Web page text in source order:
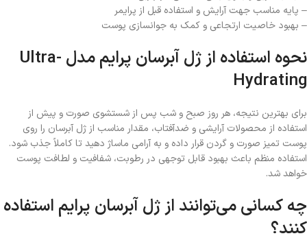
– پایه مناسب جهت آرایش و استفاده قبل از پرایمر
– بهبود خاصیت ارتجاعی و کمک به جوانسازی پوست
نحوه استفاده از ژل آبرسان پرایم مدل Ultra-
Hydrating
برای بهترین نتیجه، هر روز صبح و شب پس از شستشوی صورت و پیش از
استفاده از محصولات آرایشی و ضدآفتاب، مقدار مناسب از ژل آبرسان را روی
پوست تمیز صورت و گردن قرار داده و به آرامی ماساژ دهید تا کاملاً جذب شود.
استفاده منظم باعث بهبود قابل توجهی در رطوبت، شفافیت و لطافت پوست
خواهد شد.
چه کسانی می‌توانند از ژل آبرسان پرایم استفاده
کنند؟